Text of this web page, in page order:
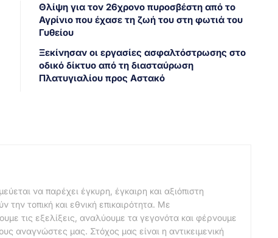
Θλίψη για τον 26χρονο πυροσβέστη από το
Αγρίνιο που έχασε τη ζωή του στη φωτιά του
Γυθείου
Ξεκίνησαν οι εργασίες ασφαλτόστρωσης στο
οδικό δίκτυο από τη διασταύρωση
Πλατυγιαλίου προς Αστακό
να παρέχει έγκυρη, έγκαιρη και αξιόπιστη
τοπική και εθνική επικαιρότητα. Με
τις εξελίξεις, αναλύουμε τα γεγονότα και φέρνουμε
αναγνώστες μας. Στόχος μας είναι η αντικειμενική